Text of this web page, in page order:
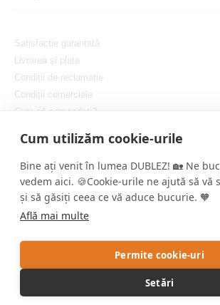
Cum utilizăm cookie-urile
Bine ați venit în lumea DUBLEZ! 🏡 Ne
vedem aici. 🍪Cookie-urile ne ajută să vă
și să găsiți ceea ce vă aduce bucurie. 🧡
Află mai multe
Permite cookie-uri
Setări
Satisfacție garantată
Livrarea și plata
Condiții de reclamație
Condiții comerciale
Cum să comandați?
Setați cookie-urile
Copyright © DUBLEZ 2026 | Toate drepturile
Crearea magazinelor online performante de către
Acest site este protejat de reCAPTCHA, iar